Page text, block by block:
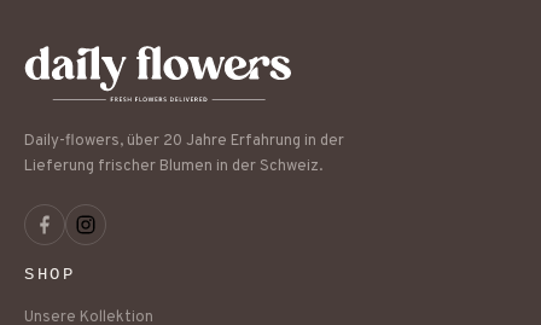
Daily-flowers, über 20 Jahre Erfahrung in der
Lieferung frischer Blumen in der Schweiz.
SHOP
Unsere Kollektion